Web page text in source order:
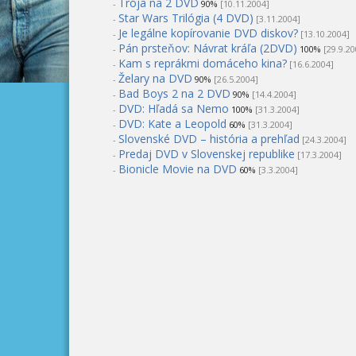
- 90% [10.11.2004]
- Star Wars Trilógia (4 DVD) [3.11.2004]
- Je legálne kopírovanie DVD diskov? [13.10.2004]
- Pán prsteňov: Návrat kráľa (2DVD) 100%
- Kam s reprákmi domáceho kina? [16.6.2004]
- Želary na DVD 90% [26.5.2004]
- Bad Boys 2 na 2 DVD 90% [14.4.2004]
- DVD: Hľadá sa Nemo 100% [31.3.2004]
- DVD: Kate a Leopold 60% [31.3.2004]
- Slovenské DVD – história a prehľad [24.3.2004]
- Predaj DVD v Slovenskej republike [17.3.2004]
- Bionicle Movie na DVD 60% [3.3.2004]